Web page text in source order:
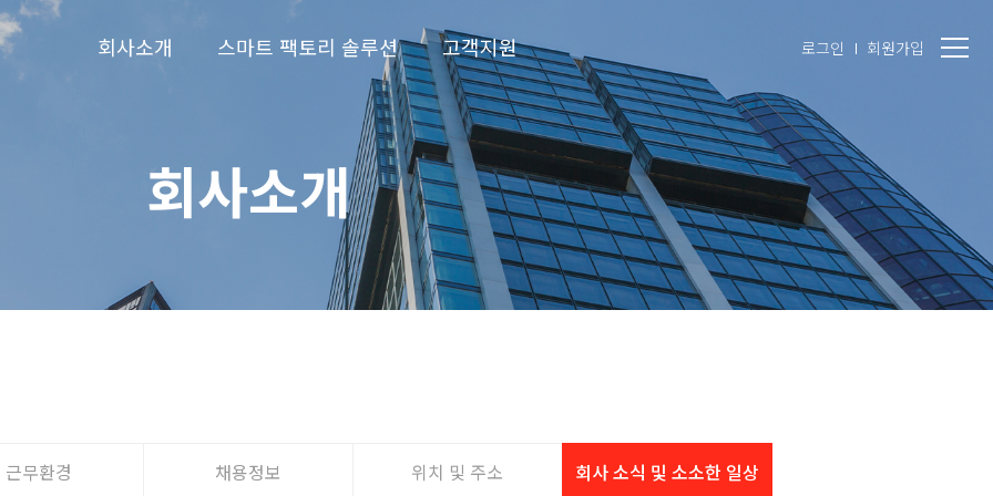
회사소개 스마트 팩토리 솔루션 고객지원 로그인 회원가입
회사소개
근무환경 채용정보 위치 및 주소 회사 소식 및 소소한 일상